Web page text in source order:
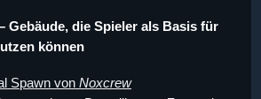
Gebäude, die Spieler als Basis für
können
Spawn von Noxcrew